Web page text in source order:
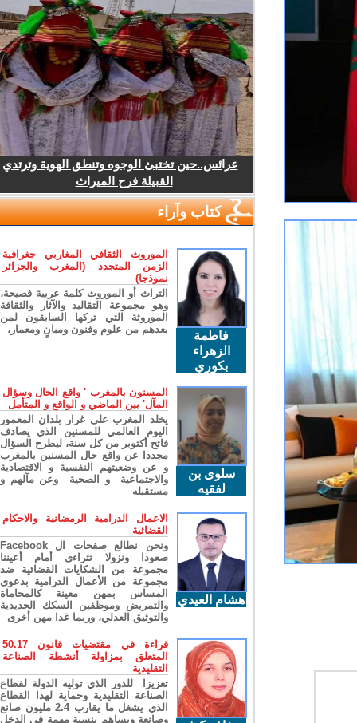
عرائس..حين تختبئ الوجوه وتنطق الهوية وترتدي
القبيلة فرح الميراث
كتاب وآراء
فاطمة
الزهراء
بكوري
الموروث الثقافي المغاربي جغرافية
الزمن المتجدد (المغرب والجزائر
نموذجا)
التراث أو الموروث كلمة عربية فصيحة،
وهو مجموعة التقاليد والآثار والثقافة
الموروثة التي تركها السابقون لمن
بعدهم من علوم وفنون ومبانٍ ومعمار،
سلوى بن
لفقيه
المسنون بالمغرب ' واقع الحال وسؤال
المآل' بين الماضي و الواقع و المتأمل
يخلد المغرب على غرار بلدان المعمور
اليوم العالمي للمسنين الذي يصادف
فاتح أكتوبر من كل سنة، ليطرح السؤال
مجددا عن واقع حال المسنين بالمغرب
و عن وضعيتهم النفسية و الاقتصادية
والاجتماعية و الصحية وعن مآلهم و
مستقبله
هشام العيدي
الاعمال الدرامية الرمضانية والاحكام
القضائية
ونحن نطالع صفحات ال Facebook
صعودا ونزولا تتراءى أمام أعيننا
مجموعة من الشكايات القضائية ضد
مجموعة من الأعمال الدرامية بدعوى
المساس بمهن معينة كالمحاماة
والتمريض وموظفين السكك الحديدية
والتوثيق العدلي، وربما غدا مهن أخرى
قراءة في مقتضيات قانون 50.17
المتعلق بمزاولة أنشطة الصناعة
التقليدية
تعزيزا للدور الذي توليه الدولة لقطاع
الصناعة التقليدية وحماية لهذا القطاع
الذي يشغل ما يقارب 2.4 مليون صانع
وصانعة ويساهم بنسبة مهمة في الدخل